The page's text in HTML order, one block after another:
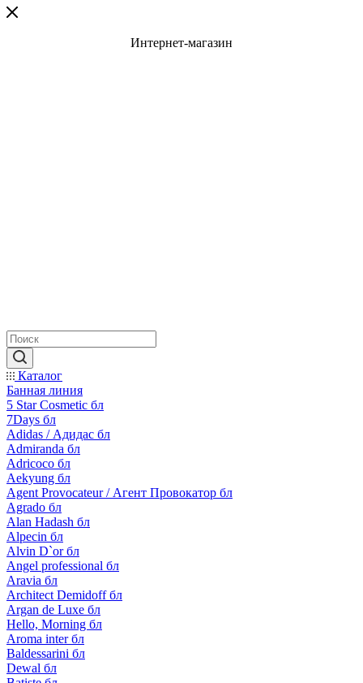
Интернет-магазин
Каталог
Банная линия
5 Star Cosmetic бл
7Days бл
Adidas / Адидас бл
Admiranda бл
Adricoco бл
Aekyung бл
Agent Provocateur / Агент Провокатор бл
Agrado бл
Alan Hadash бл
Alpecin бл
Alvin D`or бл
Angel professional бл
Aravia бл
Architect Demidoff бл
Argan de Luxe бл
Hello, Morning бл
Aroma inter бл
Baldessarini бл
Dewal бл